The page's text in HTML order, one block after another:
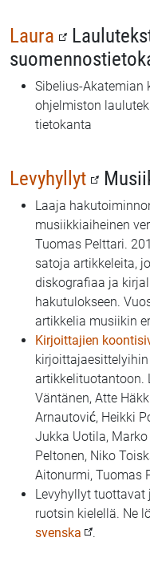
Laura
Sibelius-Akatemian
ohjelmiston
tietokanta
Levyhyllyt
Laaja
musiikkiaiheinen
Tuomas Pelttari.
satoja artikkeleita,
diskografiaa ja
hakutulokseen.
artikkelia musiikin
Kirjoittajien
artikkelituotantoon.
Väntänen, Atte
Arnautović, Heikki
Jukka Uotila,
Peltonen, Niko
Aitonurmi, Tuomas
Levyhyllyt tuottavat
ruotsin kielellä. Ne
svenska
.